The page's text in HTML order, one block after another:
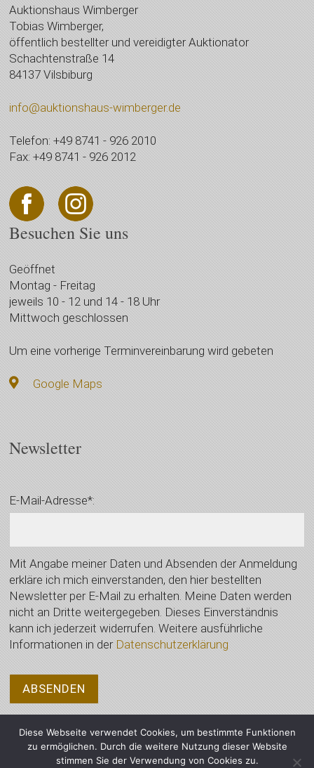
Auktionshaus Wimberger
Tobias Wimberger,
öffentlich bestellter und vereidigter Auktionator
Schachtenstraße 14
84137 Vilsbiburg
info@auktionshaus-wimberger.de
Telefon: +49 8741 - 926 2010
Fax: +49 8741 - 926 2012
Besuchen Sie uns
Geöffnet
Montag - Freitag
jeweils 10 - 12 und 14 - 18 Uhr
Mittwoch geschlossen
Um eine vorherige Terminvereinbarung wird gebeten
Google Maps
Newsletter
E-Mail-Adresse*:
Mit Angabe meiner Daten und Absenden der Anmeldung
erkläre ich mich einverstanden, den hier bestellten
Newsletter per E-Mail zu erhalten. Meine Daten werden
nicht an Dritte weitergegeben. Dieses Einverständnis
kann ich jederzeit widerrufen. Weitere ausführliche
Informationen in der Datenschutzerklärung
Diese Webseite verwendet Cookies, um bestimmte Funktionen
zu ermöglichen. Durch die weitere Nutzung dieser Website
stimmen Sie der Verwendung von Cookies zu.